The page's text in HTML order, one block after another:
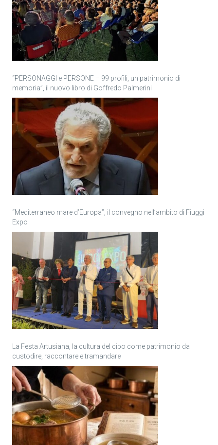
“PERSONAGGI e PERSONE – 99 profili, un patrimonio di
memoria”, il nuovo libro di Goffredo Palmerini
“Mediterraneo mare d’Europa”, il convegno nell’ambito di Fiuggi
Expo
La Festa Artusiana, la cultura del cibo come patrimonio da
custodire, raccontare e tramandare